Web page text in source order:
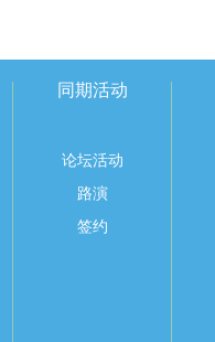
同期活动
论坛活动
路演
签约